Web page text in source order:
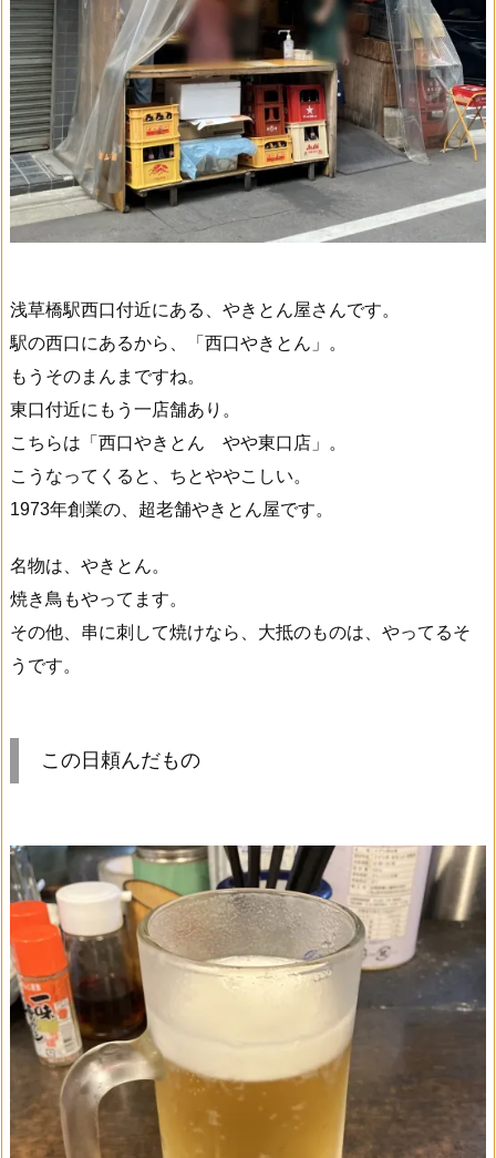
浅草橋駅西口付近にある、やきとん屋さんです。
駅の西口にあるから、「西口やきとん」。
もうそのまんまですね。
東口付近にもう一店舗あり。
こちらは「西口やきとん やや東口店」。
こうなってくると、ちとややこしい。
1973年創業の、超老舗やきとん屋です。
名物は、やきとん。
焼き鳥もやってます。
その他、串に刺して焼けなら、大抵のものは、やってるそ
うです。
この日頼んだもの